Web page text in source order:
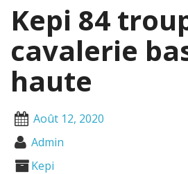
Kepi 84
cavalerie
haute
Août 12, 2020
Admin
Kepi